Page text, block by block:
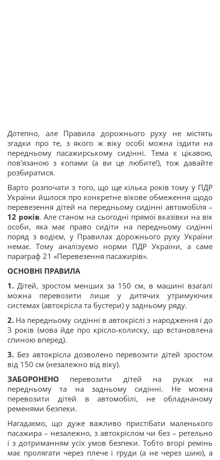
Дотепно, але Правила дорожнього руху не містять
згадки про те, з якого ж віку особі можна їздити на
передньому пасажирському сидінні. Тема є цікавою,
пов’язаною з копами (а ви це любите!), тож давайте
розбиратися.
Варто розпочати з того, що ще кілька років тому у ПДР
України йшлося про конкретне вікове обмеження щодо
перевезення дітей на передньому сидінні автомобіля –
12 років. Але станом на сьогодні прямої вказівки на вік
особи, яка має право сидіти на передньому сидінні
поряд з водієм, у Правилах дорожнього руху України
немає. Тому аналізуємо норми ПДР України, а саме
параграф 21 «Перевезення пасажирів».
ОСНОВНІ ПРАВИЛА
1️. Дітей, зростом менших за 150 см, в машині взагалі
можна перевозити лише у дитячих утримуючих
системах (автокрісла та бустери) у задньому ряду.
2️. На передньому сидінні в автокріслі з народження і до
3 років (мова йде про крісло-колиску, що встановлена
спиною вперед).
3️. Без автокрісла дозволено перевозити дітей зростом
від 150 см (незалежно від віку).
ЗАБОРОНЕНО перевозити дітей на руках на
передньому та на задньому сидінні. Не можна
перевозити дітей в автомобілі, не обладнаному
ременями безпеки.
Нагадаємо, що дуже важливо пристібати маленького
пасажира – незалежно, з автокріслом чи без – ретельно
і з дотриманням усіх умов безпеки. Тобто вгорі ремінь
має пролягати через плече і груди (а не через шию), а